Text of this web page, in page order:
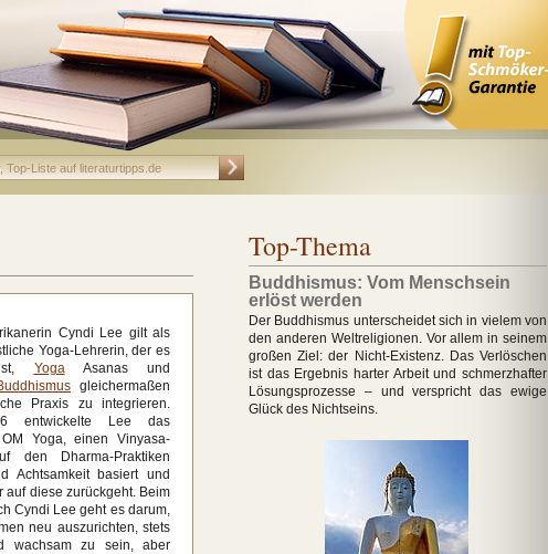
Cyndi Lee gilt als
Yoga-Lehrerin, der es
YogaAsanas und
gleichermaßen
Praxis zu integrieren.
entwickelte Lee das
Yoga, einen Vinyasa-
den Dharma-Praktiken
Achtsamkeit basiert und
auf diese zurückgeht. Beim
Cyndi Lee geht es darum,
neu auszurichten, stets
wachsam zu sein, aber
Top-Thema
Buddhismus: Vom Menschsein
erlöst werden
Der Buddhismus unterscheidet sich in vielem von
den anderen Weltreligionen. Vor allem in seinem
großen Ziel: der Nicht-Existenz. Das Verlöschen
ist das Ergebnis harter Arbeit und schmerzhafter
Lösungsprozesse – und verspricht das ewige
Glück des Nichtseins.